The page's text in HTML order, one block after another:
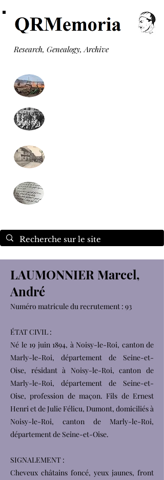
Research, Genealogy, Archive
LAUMONNIER Marcel,
André
Numéro matricule du recrutement : 93
ÉTAT CIVIL :
Né le 19 juin 1894, à Noisy-le-Roi, canton de
Marly-le-Roi, département de Seine-et-
Oise, résidant à Noisy-le-Roi, canton de
Marly-le-Roi, département de Seine-et-
Oise, profession de maçon. Fils de Ernest
Henri et de Julie Félicu, Dumont, domiciliés à
Noisy-le-Roi, canton de Marly-le-Roi,
département de Seine-et-Oise.
SIGNALEMENT :
Cheveux châtains foncé, yeux jaunes, front